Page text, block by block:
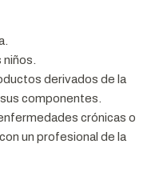
derivados de la
componentes.
crónicas o
un profesional de la